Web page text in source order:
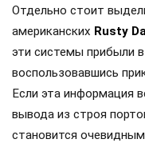
Отдельно стоит
американских Rusty
эти системы прибыли
воспользовавшись
Если эта информация
вывода из строя
становится